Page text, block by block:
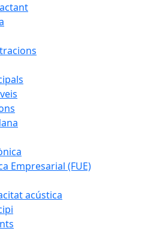
Empresarial (FUE)
acústica